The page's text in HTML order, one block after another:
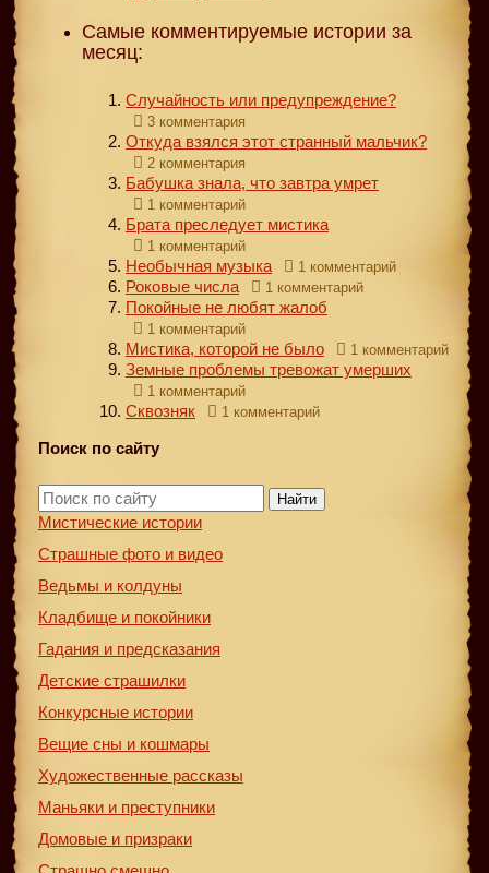
Самые комментируемые истории за
месяц:
Случайность или предупреждение?
3 комментария
Откуда взялся этот странный мальчик?
2 комментария
Бабушка знала, что завтра умрет
1 комментарий
Брата преследует мистика
1 комментарий
Необычная музыка 1 комментарий
Роковые числа 1 комментарий
Покойные не любят жалоб
1 комментарий
Мистика, которой не было 1 комментарий
Земные проблемы тревожат умерших
1 комментарий
Сквозняк 1 комментарий
Поиск по сайту
Найти
Мистические истории
Страшные фото и видео
Ведьмы и колдуны
Кладбище и покойники
Гадания и предсказания
Детские страшилки
Конкурсные истории
Вещие сны и кошмары
Художественные рассказы
Маньяки и преступники
Домовые и призраки